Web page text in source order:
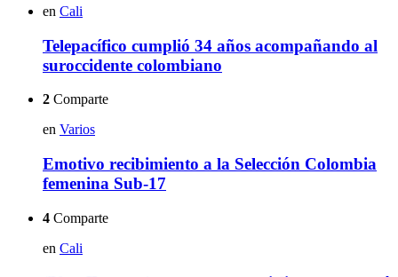
en Cali
Telepacífico cumplió 34 años acompañando al
suroccidente colombiano
2 Comparte
en Varios
Emotivo recibimiento a la Selección Colombia
femenina Sub-17
4 Comparte
en Cali